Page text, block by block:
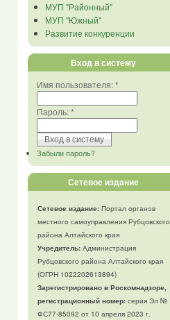
МУП "Районный"
МУП "Южный"
Развитие конкуренции
Вход в систему
Имя пользователя:*
Пароль:*
Забыли пароль?
Сетевое издание
Сетевое издание:Портал органов
местного самоуправления Рубцовского
района Алтайского края
Учредитель:Администрация
Рубцовского района Алтайского края
(ОГРН 1022202613894)
Зарегистрировано в Роскомнадзоре,
регистрационный номер:серия Эл №
ФС77-85092 от 10 апреля 2023 г.